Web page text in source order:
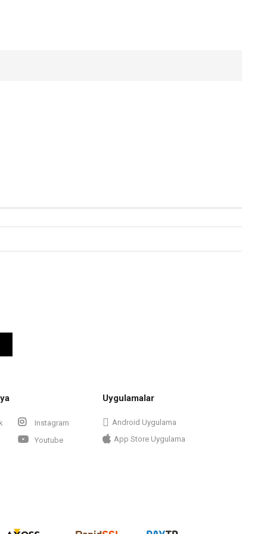
Instagram
Youtube
Uygulamalar
Android Uygulama
App Store Uygulama